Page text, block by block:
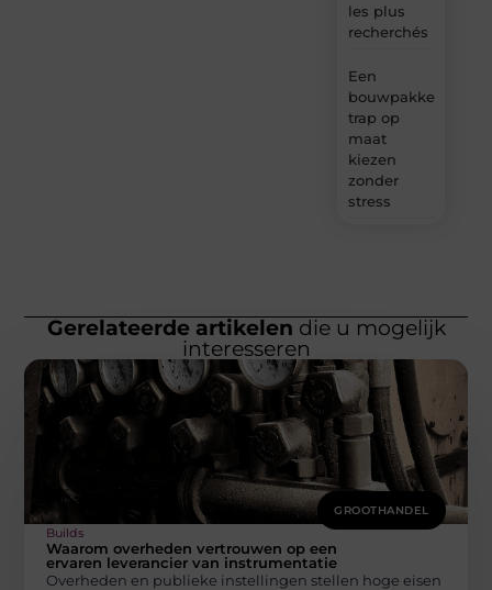
les plus
recherchés
Een
bouwpakket
trap op
maat
kiezen
zonder
stress
Gerelateerde artikelen die u mogelijk
interesseren
GROOTHANDEL
Builds
Waarom overheden vertrouwen op een
ervaren leverancier van instrumentatie
Overheden en publieke instellingen stellen hoge eisen